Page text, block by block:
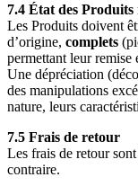
7.4 État des Produits
Les Produits doivent
d’origine, complets
permettant leur remise
Une dépréciation
des manipulations
nature, leurs
7.5 Frais de retour
Les frais de retour
contraire.